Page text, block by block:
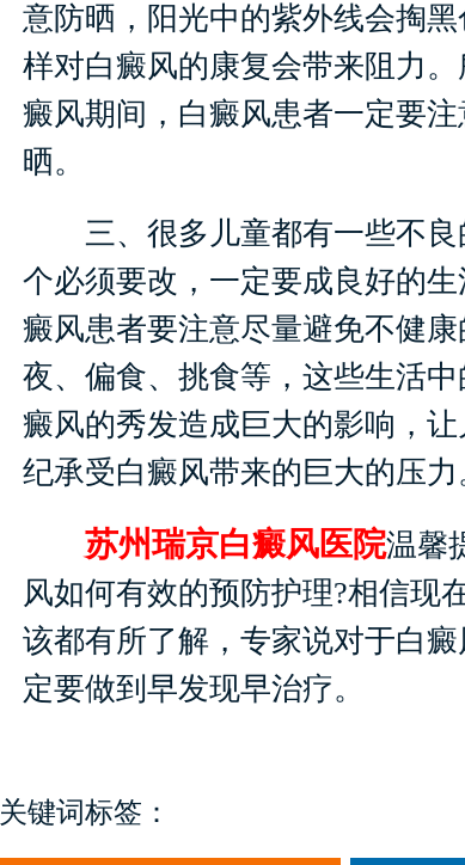
意防晒，阳光中的紫外线会掏
样对白癜风的康复会带来阻力
癜风期间，白癜风患者一定要
晒。
三、很多儿童都有一些不良
个必须要改，一定要成良好的
癜风患者要注意尽量避免不健
夜、偏食、挑食等，这些生活
癜风的秀发造成巨大的影响，
纪承受白癜风带来的巨大的压力
苏州瑞京白癜风医院温馨
风如何有效的预防护理?相信现
该都有所了解，专家说对于白
定要做到早发现早治疗。
关键词标签：